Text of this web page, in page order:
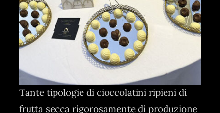
Tante tipologie di cioccolatini ripieni di
frutta secca rigorosamente di produzione